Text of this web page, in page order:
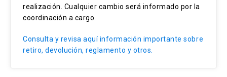
realización. Cualquier cambio será informado por la
coordinación a cargo.
Consulta y revisa aquí información importante sobre
retiro, devolución, reglamento y otros.